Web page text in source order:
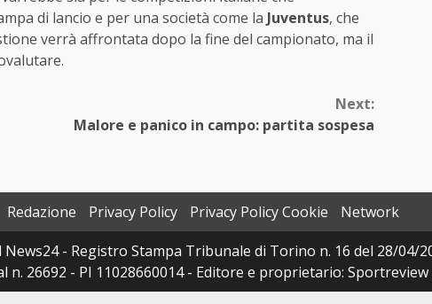
di lancio e per una società come la Juventus, che
verrà affrontata dopo la fine del campionato, ma il
Next:
Malore e panico in campo: partita sospesa
Redazione Privacy Policy Privacy Policy Cookie
Network
- Registro Stampa Tribunale di Torino n. 16 del 28/04/
n. 26692 - PI 11028660014 - Editore e proprietario: Sportreview